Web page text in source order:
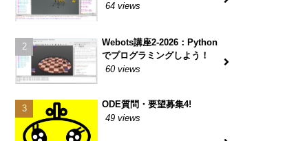
64 views
Webots講座2-2026：Python
でプログラミングしよう！
60 views
ODE質問・要望募集4!
49 views